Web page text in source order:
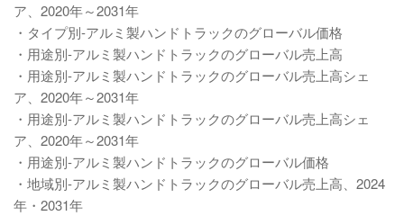
ア、2020年～2031年
・タイプ別-アルミ製ハンドトラックのグローバル価格
・用途別-アルミ製ハンドトラックのグローバル売上高
・用途別-アルミ製ハンドトラックのグローバル売上高シェ
ア、2020年～2031年
・用途別-アルミ製ハンドトラックのグローバル売上高シェ
ア、2020年～2031年
・用途別-アルミ製ハンドトラックのグローバル価格
・地域別-アルミ製ハンドトラックのグローバル売上高、2024
年・2031年